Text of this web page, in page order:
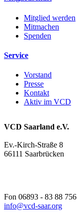
Mitglied werden
Mitmachen
Spenden
Service
Vorstand
Presse
Kontakt
Aktiv im VCD
VCD Saarland e.V.
Ev.-Kirch-Straße 8
66111 Saarbrücken
Fon 06893 - 83 88 756
info@vcd-saar.org